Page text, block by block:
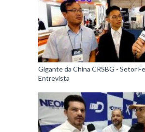
Gigante da China CRSBG - Setor
Entrevista